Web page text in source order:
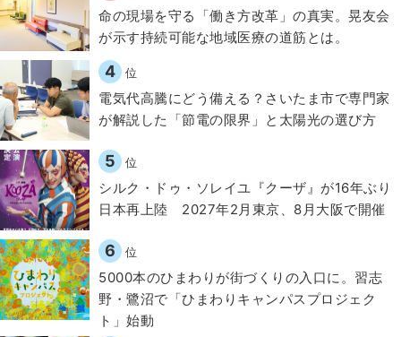
​命の現場を守る「働き方改革」の真実。晃友会
が示す持続可能な地域医療の道筋とは。
4 位
電気代高騰にどう備える？さいたま市で専門家
が解説した「節電の限界」と太陽光の選び方
5 位
シルク・ドゥ・ソレイユ『クーザ』が16年ぶり
日本再上陸 2027年2月東京、8月大阪で開催
6 位
5000本のひまわりが街づくりの入口に。習志
野・鷺沼で「ひまわりキャンパスプロジェク
ト」始動